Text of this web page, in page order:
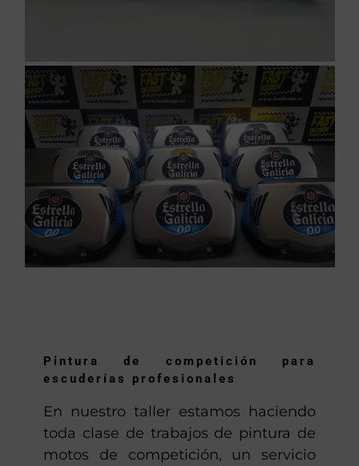
Pintura de competición para
escuderías profesionales
En nuestro taller estamos haciendo
toda clase de trabajos de pintura de
motos de competición, un servicio